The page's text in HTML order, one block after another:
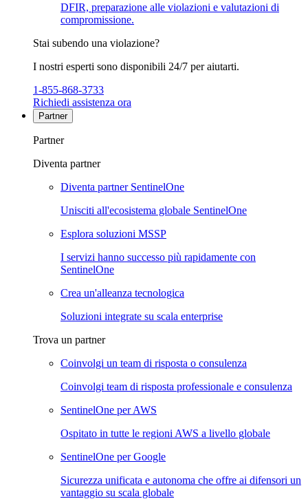
DFIR, preparazione alle violazioni e valutazioni di
compromissione.
Stai subendo una violazione?
I nostri esperti sono disponibili 24/7 per aiutarti.
1-855-868-3733
Richiedi assistenza ora
Partner
Partner
Diventa partner
Diventa partner SentinelOne
Unisciti all'ecosistema globale SentinelOne
Esplora soluzioni MSSP
I servizi hanno successo più rapidamente con
SentinelOne
Crea un'alleanza tecnologica
Soluzioni integrate su scala enterprise
Trova un partner
Coinvolgi un team di risposta o consulenza
Coinvolgi team di risposta professionale e consulenza
SentinelOne per AWS
Ospitato in tutte le regioni AWS a livello globale
SentinelOne per Google
Sicurezza unificata e autonoma che offre ai difensori un
vantaggio su scala globale